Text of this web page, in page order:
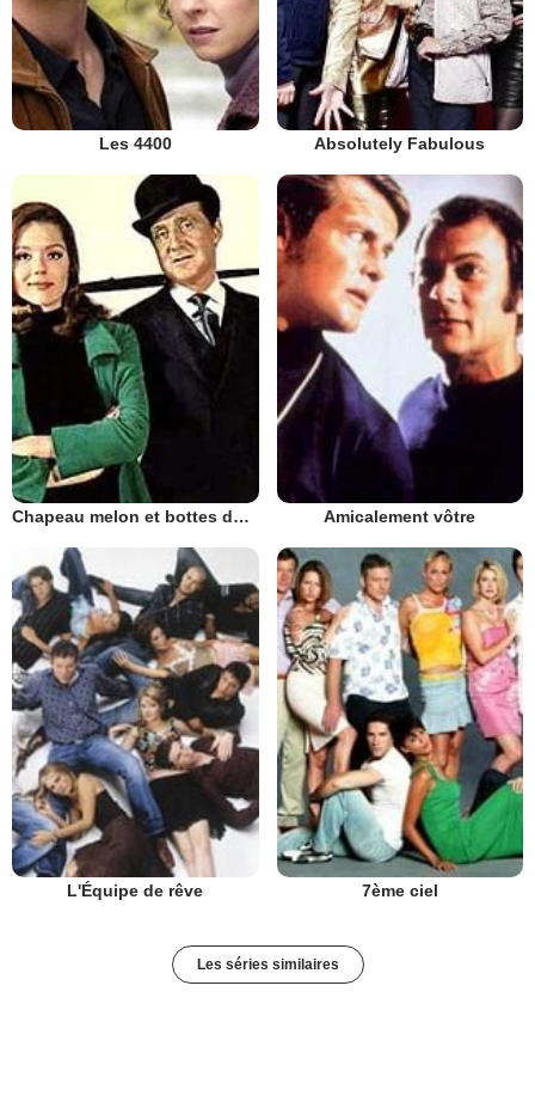
Les 4400 Absolutely Fabulous
Chapeau melon et bottes de cuir - 1961 Amicalement vôtre
L'Équipe de rêve 7ème ciel
Les séries similaires